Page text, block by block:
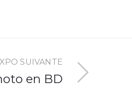
SUIVANTE
en BD